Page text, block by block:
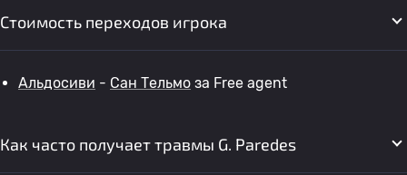
Стоимость переходов игрока
Альдосиви - Сан Тельмо за Free agent
Как часто получает травмы G. Paredes